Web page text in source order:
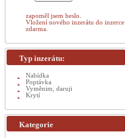
zapoměl jsem heslo.
Vložení nového inzerátu do inzerce
zdarma.
Typ inzerátu:
Nabídka
Poptávka
Vyměnim, daruji
Krytí
Kategorie